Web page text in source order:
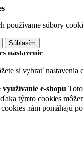
používame súbory
Súhlasím
nastavenie
si vybrať nastavenia
e-shopu
týmto cookies
nám pomáhajú